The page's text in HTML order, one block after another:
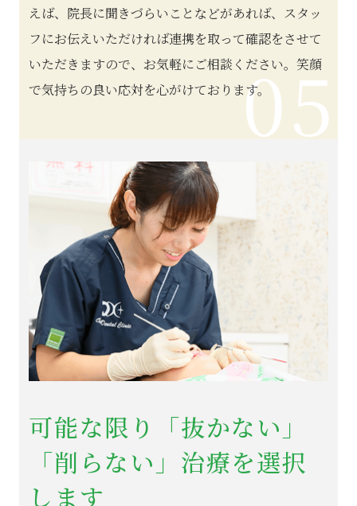
えば、院長に聞きづらいことなどがあれば、スタッ
フにお伝えいただければ連携を取って確認をさせて
いただきますので、お気軽にご相談ください。笑顔
で気持ちの良い応対を心がけております。05
可能な限り「抜かない」
「削らない」治療を選択
します